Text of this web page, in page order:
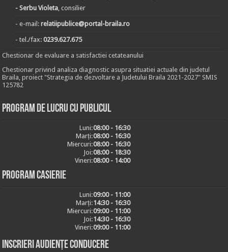
- Serbu Violeta, consilier
- e-mail:relatiipublice@portal-braila.ro
- tel./fax:0239.627.675
Chestionar de evaluare a satisfactiei cetateanului
Chestionar privind analiza diagnostic asupra situatiei actuale din judetul
Braila, proiect "Strategia de dezvoltare a Judetului Braila 2021-2027" SMIS
125782
Program de lucru cu publicul
Luni:08:00 - 16:30
Marți:08:00 - 16:30
Miercuri:08:00 - 16:30
Joi:08:00 - 18:30
Vineri:08:00 - 14:00
Program casierie
Luni:09:00 - 11:00
Marți:14:30 - 16:30
Miercuri:09:00 - 11:00
Joi:14:30 - 16:30
Vineri:09:00 - 11:00
Inscrieri audiențe conducere